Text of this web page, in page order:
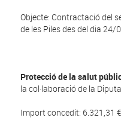
Objecte: Contractació del
de les Piles des del dia 24/
Protecció de la salut
la col·laboració de la
Import concedit: 6.321,31 €